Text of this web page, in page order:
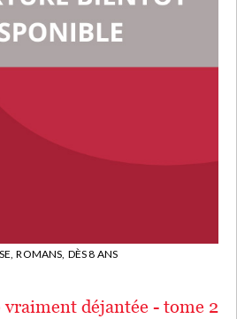
ROMANS, DÈS 8 ANS
déjantée - tome 2